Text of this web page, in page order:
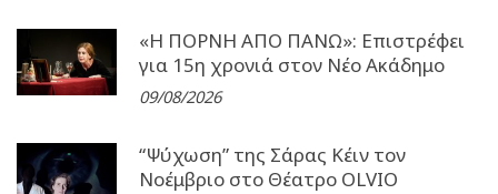
«Η ΠΟΡΝΗ ΑΠΟ ΠΑΝΩ»: Επιστρέφει
για 15η χρονιά στον Νέο Ακάδημο
09/08/2026
“Ψύχωση” της Σάρας Κέιν τον
Νοέμβριο στο Θέατρο OLVIO